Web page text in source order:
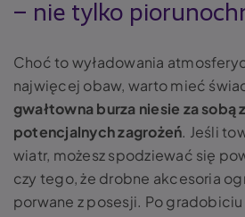
– nie tylko
Choć to wyładowania
najwięcej obaw, warto mieć
gwałtowna burza niesie za sobą
potencjalnych zagrożeń. Jeśli
wiatr, możesz spodziewać się
czy tego, że drobne akcesoria
porwane z posesji. Po gradobiciu